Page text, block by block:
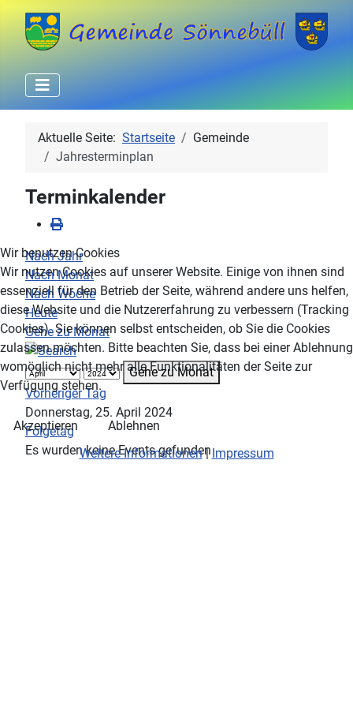
Aktuelle Seite: Startseite
Gemeinde
Jahresterminplan
Terminkalender
Nach Jahr
Nach Monat
Nach Woche
Heute
Gehe zu Monat
Gehe zu Monat
Vorheriger Tag
Donnerstag, 25. April 2024
Folgetag
Es wurden keine Events gefunden
Wir benutzen Cookies
Wir nutzen Cookies auf unserer Website. Einige von ihnen sind
essenziell für den Betrieb der Seite, während andere uns helfen,
diese Website und die Nutzererfahrung zu verbessern (Tracking
Cookies). Sie können selbst entscheiden, ob Sie die Cookies
zulassen möchten. Bitte beachten Sie, dass bei einer Ablehnung
womöglich nicht mehr alle Funktionalitäten der Seite zur
Verfügung stehen.
Akzeptieren
Ablehnen
Weitere Informationen|Impressum